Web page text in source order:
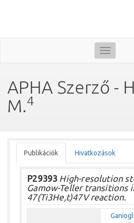
Toggle
navigation
APHA Szerző -
M.4
Publikációk Hivatkozások
P29393 High-resolution
Gamow-Teller transitions
47(Ti3He,t)47V reaction.